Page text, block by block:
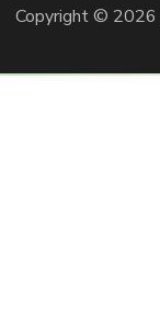
Copyright © 2026